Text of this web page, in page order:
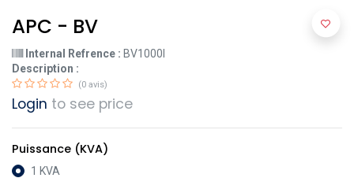
APC - BV
Internal Refrence : BV1000I
Description :
(0 avis)
Login to see price
Puissance (KVA)
1 KVA